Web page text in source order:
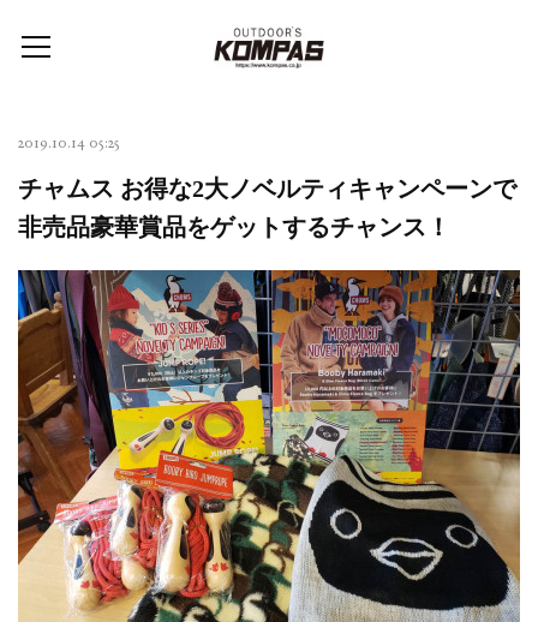
2019.10.14 05:25
チャムス お得な2大ノベルティキャンペーンで
非売品豪華賞品をゲットするチャンス！